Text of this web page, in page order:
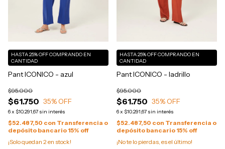
Pant ICONICO - azul
$61.750
$95.000
35% OFF
6x $10.291,67 sin interés
HASTA 25% OFFCOMPRANDO EN
CANTIDAD
$52.487,50 con Transferencia o
depósito bancario 15% off
¡Solo quedan 2en stock!
Pant ICONICO - ladrillo
$61.750
$95.000
35% OFF
6x $10.291,67 sin interés
HASTA 25% OFFCOMPRANDO EN
CANTIDAD
$52.487,50 con Transferencia o
depósito bancario 15% off
¡No te lo pierdas, es el último!